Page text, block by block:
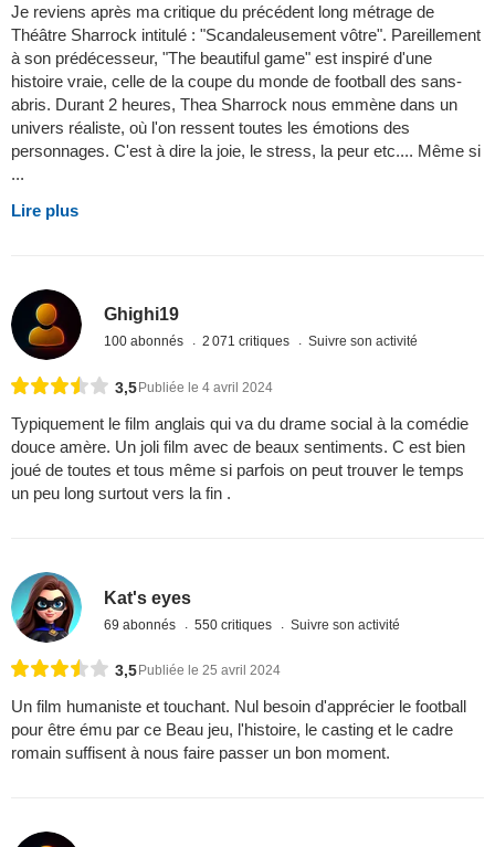
Je reviens après ma critique du précédent long métrage de
Théâtre Sharrock intitulé : "Scandaleusement vôtre". Pareillement
à son prédécesseur, "The beautiful game" est inspiré d'une
histoire vraie, celle de la coupe du monde de football des sans-
abris. Durant 2 heures, Thea Sharrock nous emmène dans un
univers réaliste, où l'on ressent toutes les émotions des
personnages. C'est à dire la joie, le stress, la peur etc.... Même si
...
Lire plus
Ghighi19
100 abonnés 2 071 critiques Suivre son activité
3,5 Publiée le 4 avril 2024
Typiquement le film anglais qui va du drame social à la comédie
douce amère. Un joli film avec de beaux sentiments. C est bien
joué de toutes et tous même si parfois on peut trouver le temps
un peu long surtout vers la fin .
Kat's eyes
69 abonnés 550 critiques Suivre son activité
3,5 Publiée le 25 avril 2024
Un film humaniste et touchant. Nul besoin d'apprécier le football
pour être ému par ce Beau jeu, l'histoire, le casting et le cadre
romain suffisent à nous faire passer un bon moment.